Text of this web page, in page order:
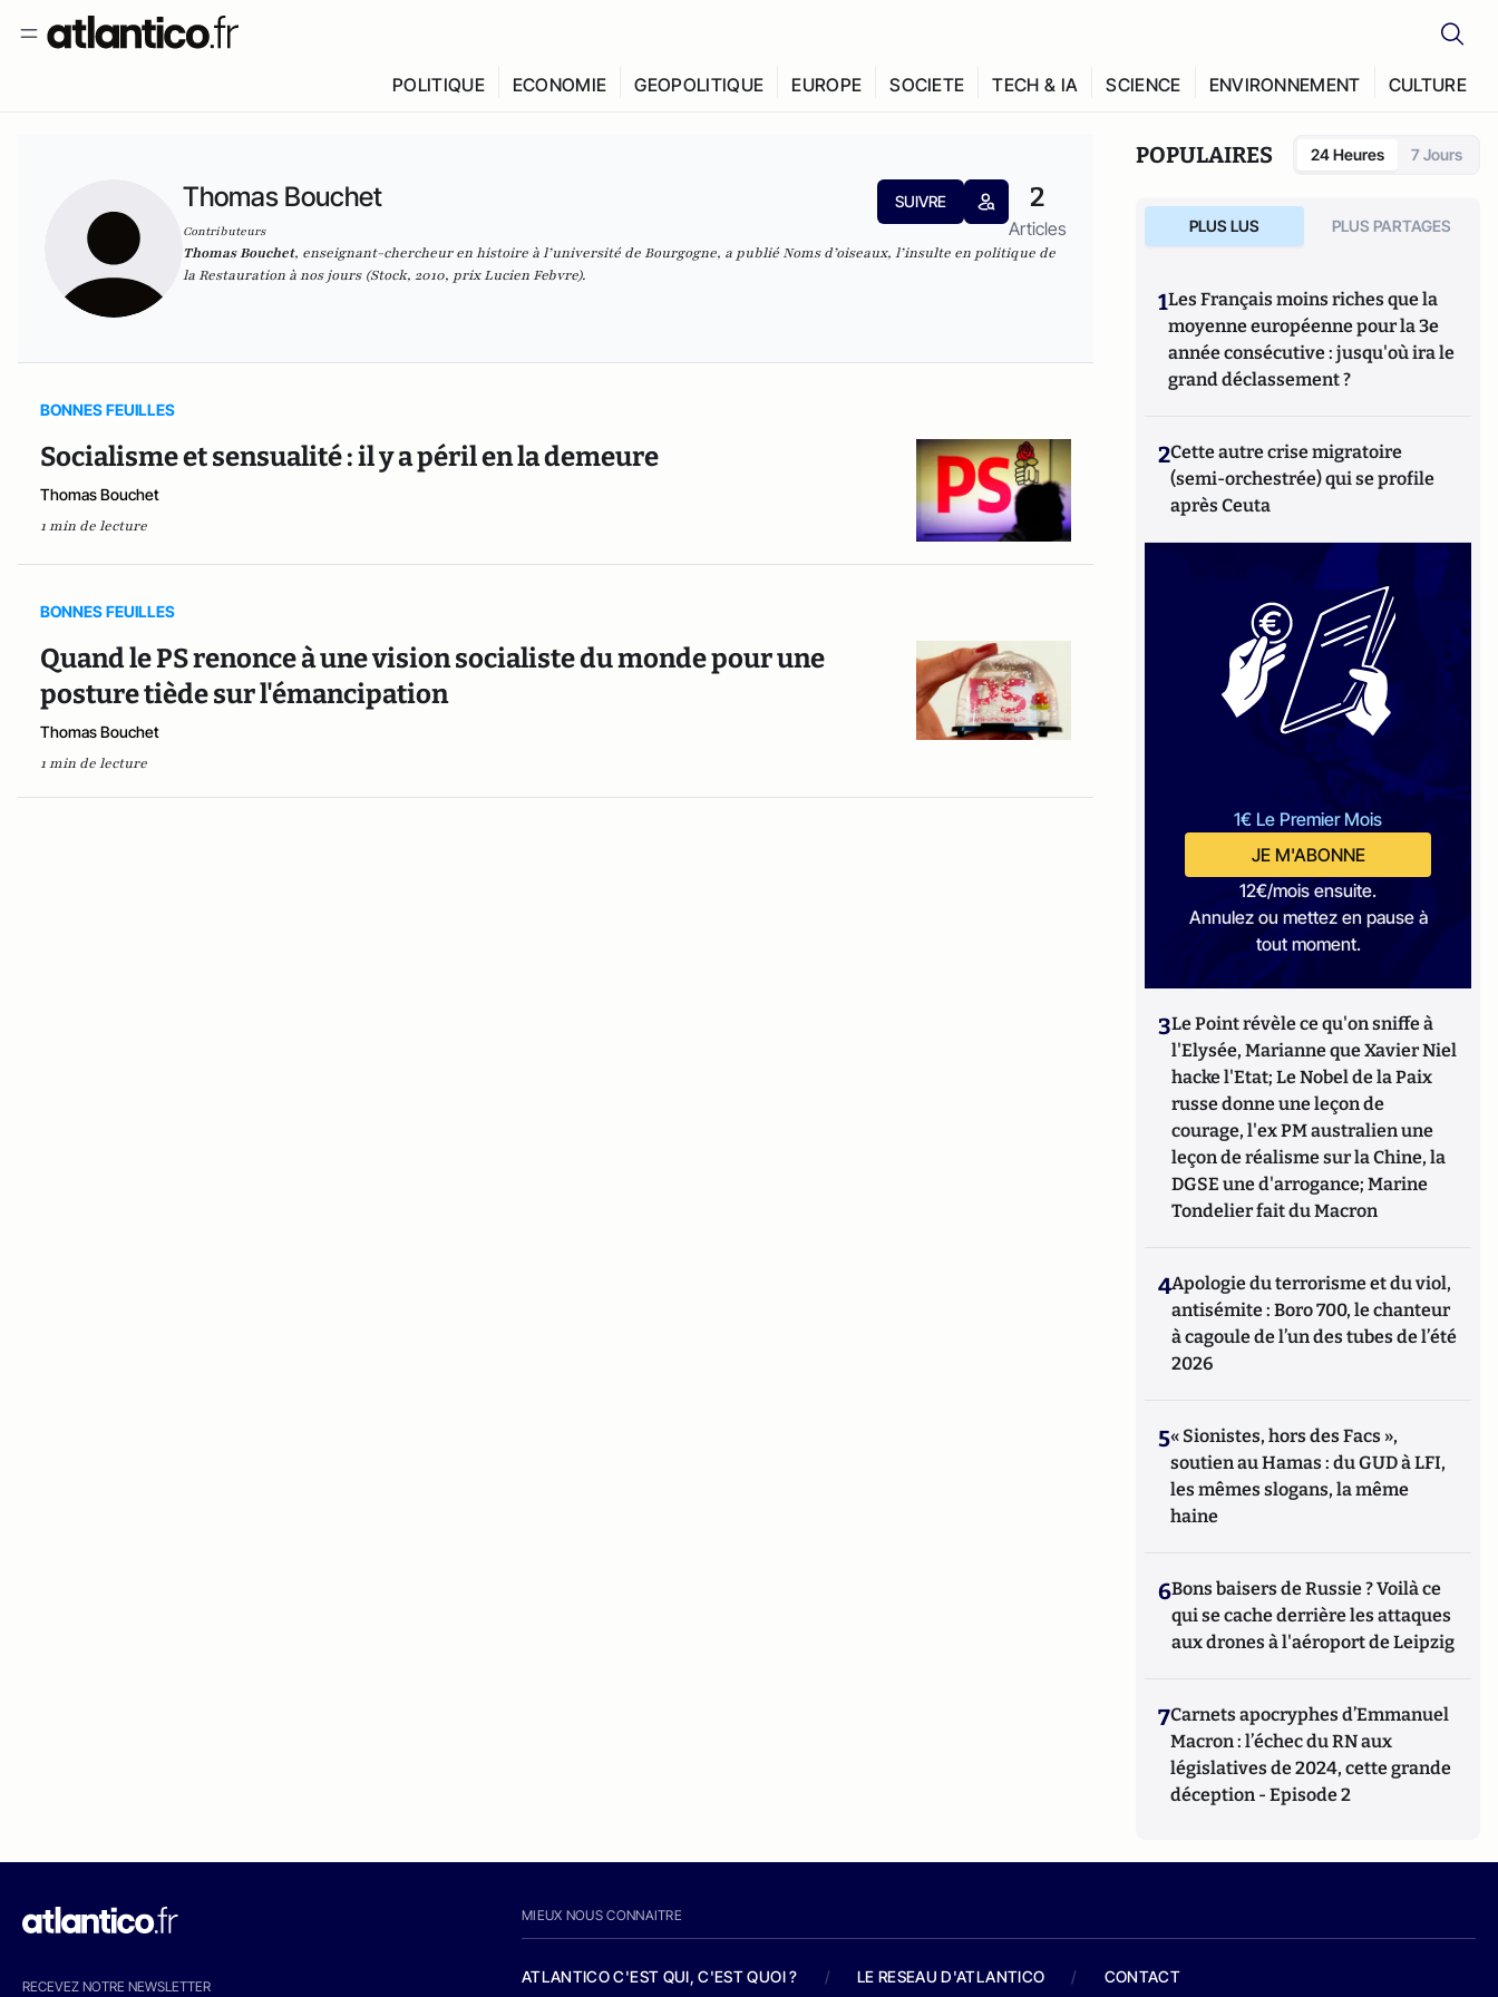
POLITIQUE ECONOMIE GEOPOLITIQUE EUROPE SOCIETE TECH & IA SCIENCE ENVIRONNEMENT CULTURE
Thomas Bouchet
Contributeurs
SUIVRE 2
Articles
Thomas Bouchet, enseignant-chercheur en histoire à l’université de Bourgogne, a publiéNoms d’oiseaux, l’insulte en politique de
la Restauration à nos jours(Stock, 2010, prix Lucien Febvre).
BONNES FEUILLES
Socialisme et sensualité : il y a péril en la demeure
Thomas Bouchet
1 min de lecture
BONNES FEUILLES
Quand le PS renonce à une vision socialiste du monde pour une
posture tiède sur l'émancipation
Thomas Bouchet
1 min de lecture
POPULAIRES 24 Heures 7 Jours
PLUS LUS PLUS PARTAGES
1Les Français moins riches que la
moyenne européenne pour la 3e
année consécutive : jusqu'où ira le
grand déclassement ?
2Cette autre crise migratoire
(semi-orchestrée) qui se profile
après Ceuta
1€ Le Premier Mois
JE M'ABONNE
12€/mois ensuite.
Annulez ou mettez en pause à
tout moment.
3Le Point révèle ce qu'on sniffe à
l'Elysée, Marianne que Xavier Niel
hacke l'Etat; Le Nobel de la Paix
russe donne une leçon de
courage, l'ex PM australien une
leçon de réalisme sur la Chine, la
DGSE une d'arrogance; Marine
Tondelier fait du Macron
4Apologie du terrorisme et du viol,
antisémite : Boro 700, le chanteur
à cagoule de l’un des tubes de l’été
2026
5« Sionistes, hors des Facs »,
soutien au Hamas : du GUD à LFI,
les mêmes slogans, la même
haine
6Bons baisers de Russie ? Voilà ce
qui se cache derrière les attaques
aux drones à l'aéroport de Leipzig
7Carnets apocryphes d’Emmanuel
Macron : l’échec du RN aux
législatives de 2024, cette grande
déception - Episode 2
RECEVEZ NOTRE NEWSLETTER
MIEUX NOUS CONNAITRE
ATLANTICO C'EST QUI, C'EST QUOI ? / LE RESEAU D'ATLANTICO / CONTACT